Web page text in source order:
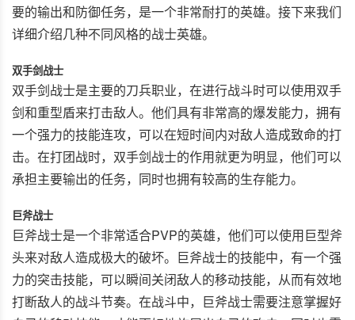
要的输出和防御任务，是一个非常耐打的英雄。接下来我们
详细介绍几种不同风格的战士英雄。
双手剑战士
双手剑战士是主要的刀兵职业，在进行战斗时可以使用双手
剑和重型盾来打击敌人。他们具有非常高的爆发能力，拥有
一个强力的技能连攻，可以在短时间内对敌人造成致命的打
击。在打团战时，双手剑战士的作用就更为明显，他们可以
承担主要输出的任务，同时也拥有较高的生存能力。
巨斧战士
巨斧战士是一个非常适合PVP的英雄，他们可以使用巨型斧
头来对敌人造成极大的破坏。巨斧战士的技能中，有一个强
力的突击技能，可以瞬间关闭敌人的移动技能，从而有效地
打断敌人的战斗节奏。在战斗中，巨斧战士需要注意掌握好